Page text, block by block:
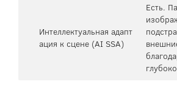
Интеллектуальная адапт
ация к сцене (AI SSA)
Есть.